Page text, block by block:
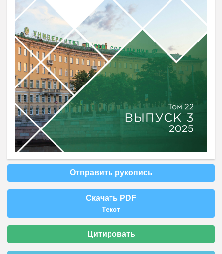
Отправить рукопись
Скачать PDF
Текст
Цитировать